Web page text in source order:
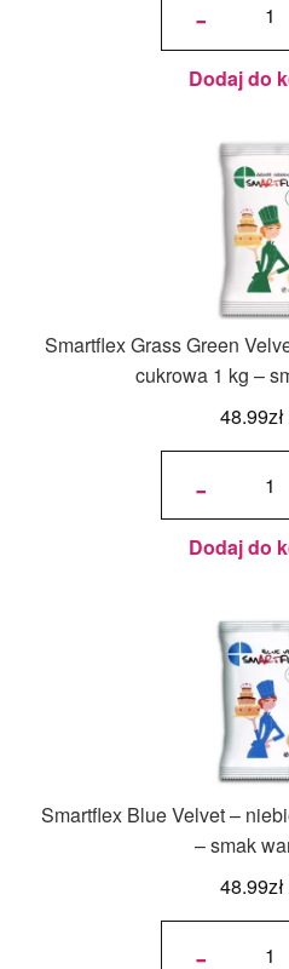
-
Velvet –
jasnoróżowa
masa
cukrowa 1
kg – smak
Dodaj do
Smartflex Grass Green
cukrowa 1 kg –
48.99zł
-
ilość Smartflex
ciemnozielona
masa cukrowa
1 kg – smak
waniliowy
Dodaj do
Smartflex Blue Velvet –
– smak
48.99zł
-
ilość
Velvet –
niebieska